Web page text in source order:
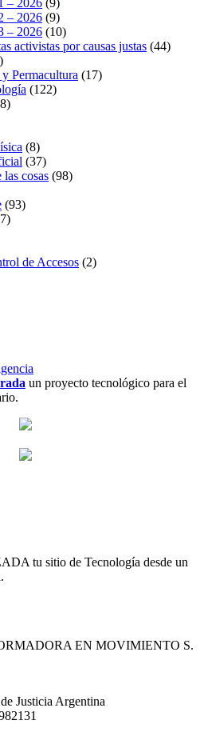
– 2026 (9)
– 2026 (9)
– 2026 (10)
activistas por causas justas (44)
Permacultura (17)
(122)
(8)
(37)
cosas (98)
(93)
de Accesos (2)
un proyecto tecnológico para el
tu sitio de Tecnología desde un
EN MOVIMIENTO S.
Justicia Argentina